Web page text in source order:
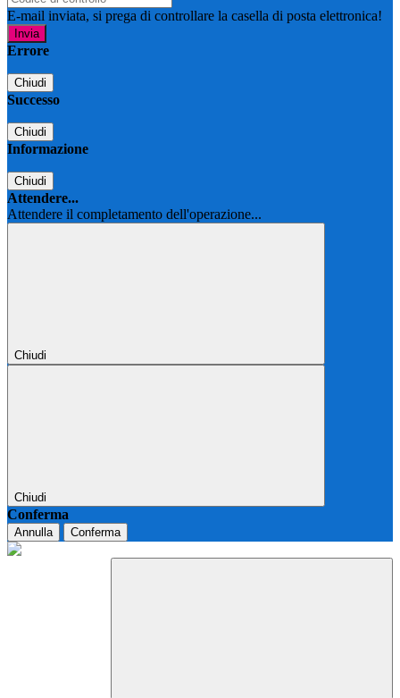
E-mail inviata, si prega di controllare la casella di posta elettronica!
Errore
Chiudi
Successo
Chiudi
Informazione
Chiudi
Attendere...
Attendere il completamento dell'operazione...
Chiudi
Chiudi
Conferma
Annulla Conferma